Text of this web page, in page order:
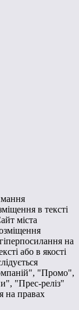
в тексті
міста
на
або в якості
"Промо",
"Прес-реліз"
на правах